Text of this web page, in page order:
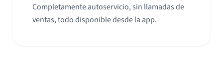
Completamente autoservicio, sin llamadas de
ventas, todo disponible desde la app.